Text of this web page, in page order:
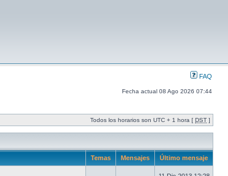
FAQ
Fecha actual 08 Ago 2026 07:44
Todos los horarios son UTC + 1 hora [ DST ]
Temas Mensajes Último mensaje